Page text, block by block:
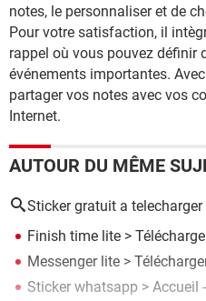
notes, le personnaliser et de
Pour votre satisfaction, il
rappel où vous pouvez définir
événements importantes.
partager vos notes avec vos
Internet.
AUTOUR DU MÊME
Sticker gratuit a telecharger
Finish time lite >
Messenger lite >
Sticker whatsapp > Accueil